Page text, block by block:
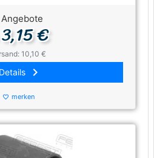
€
10,10 €
Details keyboard_arrow_right
favorite_border merken